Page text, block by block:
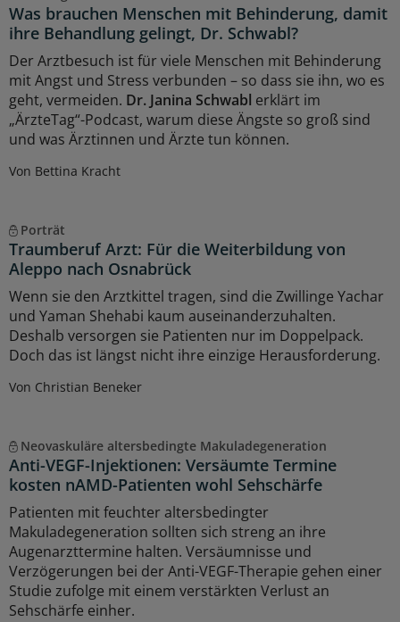
Was brauchen Menschen mit Behinderung, damit
ihre Behandlung gelingt, Dr. Schwabl?
Der Arztbesuch ist für viele Menschen mit Behinderung
mit Angst und Stress verbunden – so dass sie ihn, wo es
geht, vermeiden. Dr. Janina Schwabl erklärt im
„ÄrzteTag“-Podcast, warum diese Ängste so groß sind
und was Ärztinnen und Ärzte tun können.
Von Bettina Kracht
Porträt
Traumberuf Arzt: Für die Weiterbildung von
Aleppo nach Osnabrück
Wenn sie den Arztkittel tragen, sind die Zwillinge Yachar
und Yaman Shehabi kaum auseinanderzuhalten.
Deshalb versorgen sie Patienten nur im Doppelpack.
Doch das ist längst nicht ihre einzige Herausforderung.
Von Christian Beneker
Neovaskuläre altersbedingte Makuladegeneration
Anti-VEGF-Injektionen: Versäumte Termine
kosten nAMD-Patienten wohl Sehschärfe
Patienten mit feuchter altersbedingter
Makuladegeneration sollten sich streng an ihre
Augenarzttermine halten. Versäumnisse und
Verzögerungen bei der Anti-VEGF-Therapie gehen einer
Studie zufolge mit einem verstärkten Verlust an
Sehschärfe einher.